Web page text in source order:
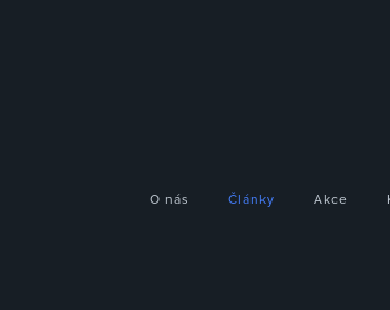
O nás Články Akce